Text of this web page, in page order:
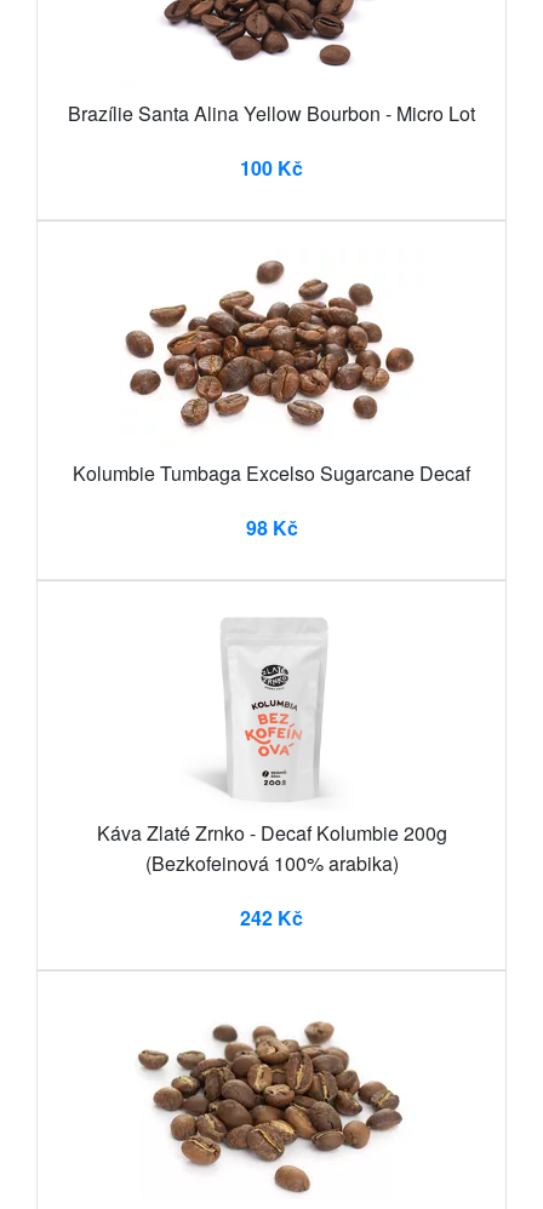
Brazílie Santa Alina Yellow Bourbon - Micro Lot
100 Kč
Kolumbie Tumbaga Excelso Sugarcane Decaf
98 Kč
Káva Zlaté Zrnko - Decaf Kolumbie 200g
(Bezkofeinová 100% arabika)
242 Kč